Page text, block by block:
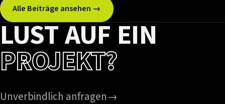
Alle Beiträge ansehen →
LUST AUF EIN
PROJEKT?
Unverbindlich anfragen→